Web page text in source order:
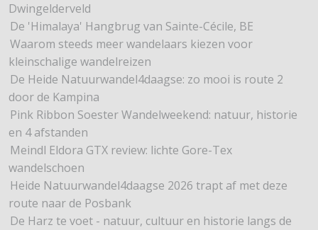
Dwingelderveld
De 'Himalaya' Hangbrug van Sainte-Cécile, BE
Waarom steeds meer wandelaars kiezen voor
kleinschalige wandelreizen
De Heide Natuurwandel4daagse: zo mooi is route 2
door de Kampina
Pink Ribbon Soester Wandelweekend: natuur, historie
en 4 afstanden
Meindl Eldora GTX review: lichte Gore-Tex
wandelschoen
Heide Natuurwandel4daagse 2026 trapt af met deze
route naar de Posbank
De Harz te voet - natuur, cultuur en historie langs de